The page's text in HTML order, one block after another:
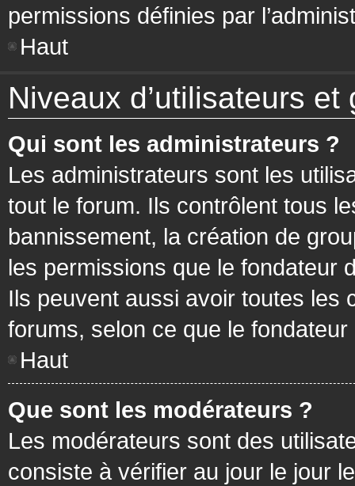
permissions définies par
Haut
Niveaux d’utilisateurs et
Qui sont les administrateurs ?
Les administrateurs sont les
tout le forum. Ils contrôlent tous
bannissement, la création de
les permissions que le fondateur
Ils peuvent aussi avoir toutes les
forums, selon ce que le
Haut
Que sont les modérateurs ?
Les modérateurs sont des
consiste à vérifier au jour le jour